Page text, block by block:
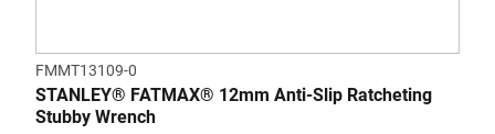
FMMT13109-0
STANLEY® FATMAX® 12mm Anti-Slip Ratcheting
Stubby Wrench